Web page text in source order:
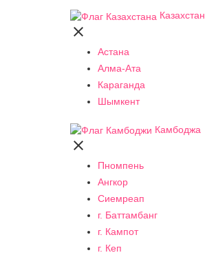
Казахстан

Астана
Алма-Ата
Караганда
Шымкент
Камбоджа

Пномпень
Ангкор
Сиемреап
г. Баттамбанг
г. Кампот
г. Кеп